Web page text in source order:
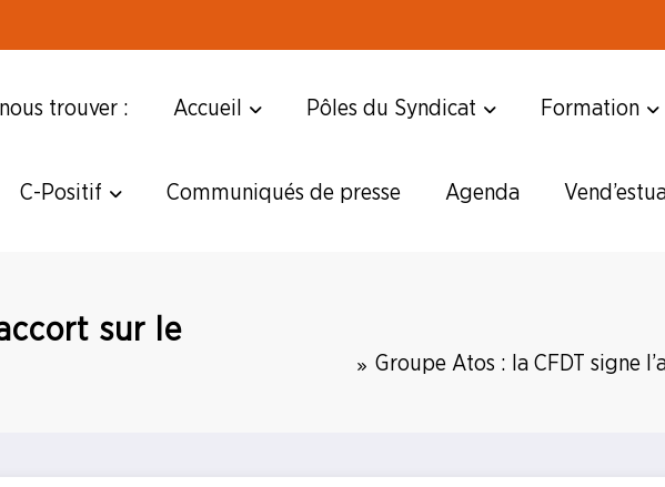
trouver : Accueil Pôles du Syndicat Formation
C-Positif Communiqués de presse Agenda
sur le
Groupe Atos : la CFDT signe